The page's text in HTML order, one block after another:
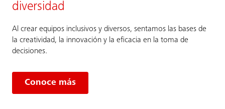
diversidad
Al crear equipos inclusivos y diversos, sentamos las bases de
la creatividad, la innovación y la eficacia en la toma de
decisiones.
Conoce más